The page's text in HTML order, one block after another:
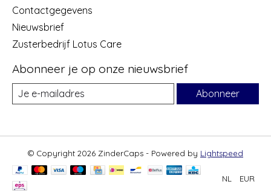
Contactgegevens
Nieuwsbrief
Zusterbedrijf Lotus Care
Abonneer je op onze nieuwsbrief
Abonneer
© Copyright 2026 ZinderCaps - Powered by Lightspeed
NL EUR